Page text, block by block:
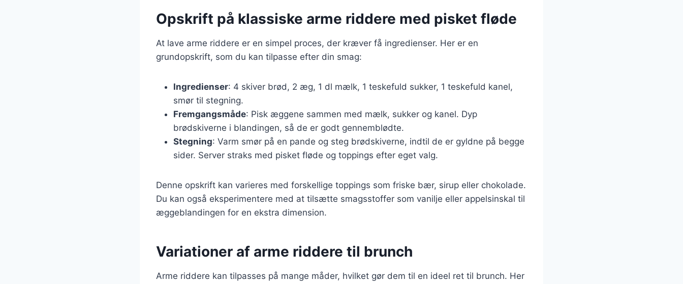
Opskrift på klassiske arme riddere med pisket fløde
At lave arme riddere er en simpel proces, der kræver få ingredienser. Her er en
grundopskrift, som du kan tilpasse efter din smag:
Ingredienser: 4 skiver brød, 2 æg, 1 dl mælk, 1 teskefuld sukker, 1 teskefuld kanel,
smør til stegning.
Fremgangsmåde: Pisk æggene sammen med mælk, sukker og kanel. Dyp
brødskiverne i blandingen, så de er godt gennemblødte.
Stegning: Varm smør på en pande og steg brødskiverne, indtil de er gyldne på begge
sider. Server straks med pisket fløde og toppings efter eget valg.
Denne opskrift kan varieres med forskellige toppings som friske bær, sirup eller chokolade.
Du kan også eksperimentere med at tilsætte smagsstoffer som vanilje eller appelsinskal til
æggeblandingen for en ekstra dimension.
Variationer af arme riddere til brunch
Arme riddere kan tilpasses på mange måder, hvilket gør dem til en ideel ret til brunch. Her